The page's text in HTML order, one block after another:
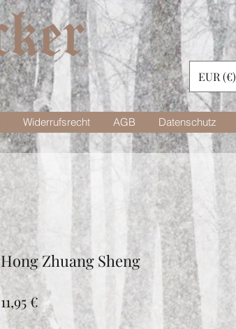
EUR (€)
Widerrufsrecht AGB Datenschutz
Hong Zhuang Sheng
11,95 € Preis